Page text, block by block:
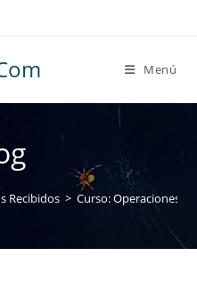
Menú
Recibidos > Curso: Operaciones